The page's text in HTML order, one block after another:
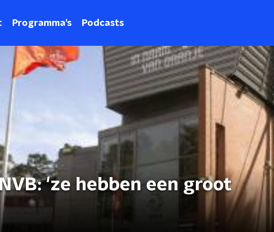
Programma's Podcasts
'ze hebben een groot